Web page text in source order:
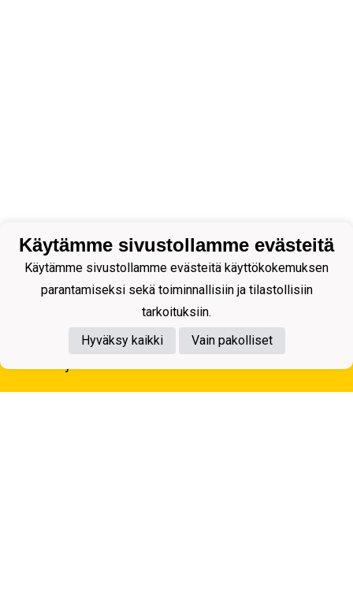
Käytämme sivustollamme evästeitä
Käytämme sivustollamme evästeitä käyttökokemuksen
parantamiseksi sekä toiminnallisiin ja tilastollisiin
tarkoituksiin.
Hyväksy kaikki
Vain pakolliset